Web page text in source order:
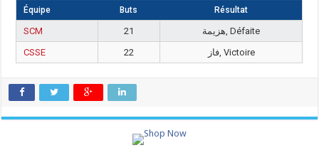
Équipe Buts Résultat
SCM 21
هزيمة, Défaite
CSSE
22 فاز, Victoire